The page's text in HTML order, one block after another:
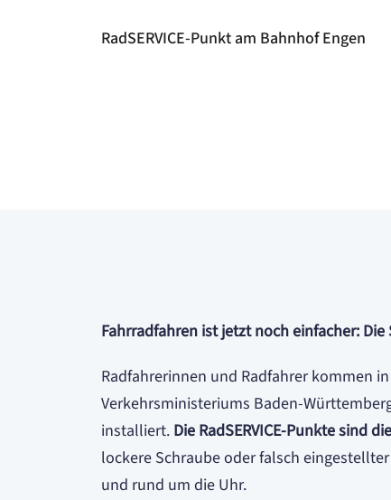
RadSERVICE-Punkt am Bahnhof Engen
Fahrradfahren ist jetzt noch einfacher: Die
Radfahrerinnen und Radfahrer kommen
Verkehrsministeriums Baden-
installiert. Die RadSERVICE-Punkte sind
lockere Schraube oder falsch
und rund um die Uhr.